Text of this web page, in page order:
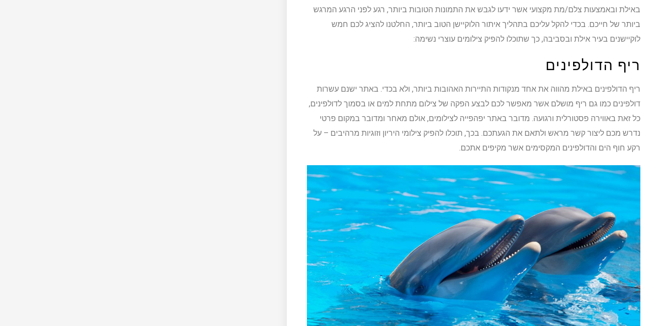
באילת ובאמצעות צלם/מת מקצועי אשר ידעו לגבש את התמונות הטובות ביותר, רגע לפני הרגע המרגש
ביותר של חייכם. בכדי להקל עליכם בתהליך איתור הלוקיישן הטוב ביותר, החלטנו להציג לכם חמש
לוקיישנים בעיר אילת ובסביבה, כך שתוכלו להפיק צילומים עוצרי נשימה:
ריף הדולפינים
ריף הדולפינים באילת מהווה את אחד מנקודות התיירות האהובות ביותר, ולא בכדי. באתר ישנם עשרות
דולפינים כמו גם ריף מושלם אשר מאפשר לכם לבצע הפקה של צילום מתחת למים או בסמוך לדולפינים,
כל זאת באווירה פסטורלית ורגועה. מדובר באתר יפהפייה לצילומים, אולם מאחר ומדובר במקום פרטי
נדרש מכם ליצור קשר מראש ולתאם את הגעתכם. בכך, תוכלו להפיק צילומי היריון וזוגיות מרהיבים – על
רקע חוף הים והדולפינים המקסימים אשר מקיפים אתכם.